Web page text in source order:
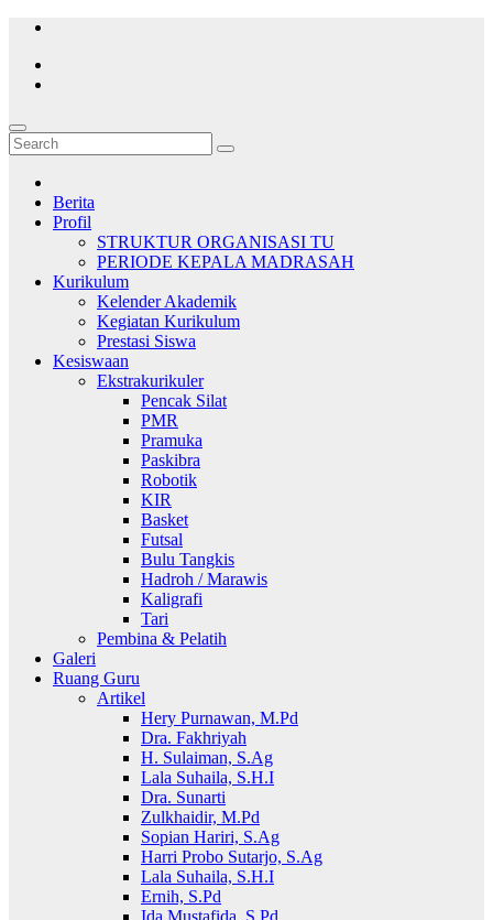
Skip
content
Berita
Profil
STRUKTUR ORGANISASI TU
PERIODE KEPALA MADRASAH
Kurikulum
Kelender Akademik
Kegiatan Kurikulum
Prestasi Siswa
Kesiswaan
Ekstrakurikuler
Pencak Silat
PMR
Pramuka
Paskibra
Robotik
KIR
Basket
Futsal
Bulu Tangkis
Hadroh / Marawis
Kaligrafi
Tari
Pembina & Pelatih
Galeri
Ruang Guru
Artikel
Hery Purnawan, M.Pd
Dra. Fakhriyah
H. Sulaiman, S.Ag
Lala Suhaila, S.H.I
Dra. Sunarti
Zulkhaidir, M.Pd
Sopian Hariri, S.Ag
Harri Probo Sutarjo, S.Ag
Lala Suhaila, S.H.I
Ernih, S.Pd
Ida Mustafida, S.Pd